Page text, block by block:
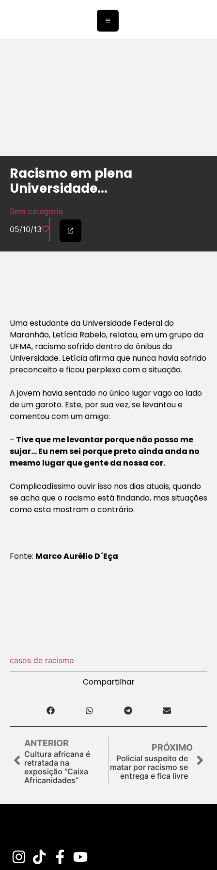
Racismo em plena
Universidade…
Sem categoria
05/10/13
Uma estudante da Universidade Federal do
Maranhão, Letícia Rabelo, relatou, em um grupo da
UFMA, racismo sofrido dentro do ônibus da
Universidade. Letícia afirma que nunca havia sofrido
preconceito e ficou perplexa com a situação.
A jovem havia sentado no único lugar vago ao lado
de um garoto. Este, por sua vez, se levantou e
comentou com um amigo:
– Tive que me levantar porque não posso me
sujar… Eu nem sei porque preto ainda anda no
mesmo lugar que gente da nossa cor.
Complicadíssimo ouvir isso nos dias atuais, quando
se acha que o racismo está findando, mas situações
como esta mostram o contrário.
Fonte: Marco Aurélio D´Eça
casos de racismo
Compartilhar
ANTERIOR
Cultura africana é
retratada na
exposição “Caixa
Africanidades”
PRÓXIMO
Policial suspeito de
matar por racismo se
entrega e fica livre